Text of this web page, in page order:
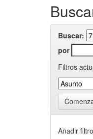
Buscar:
por
Filtros
Añadir